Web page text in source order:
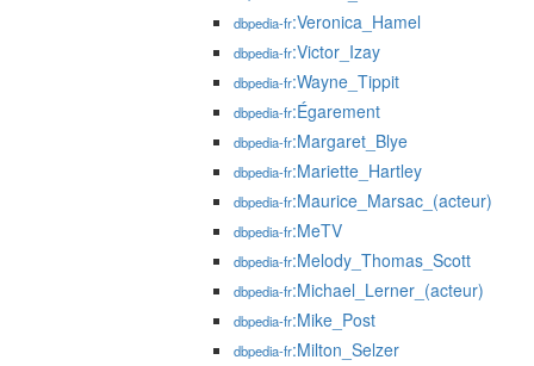
dbpedia-fr:Veronica_Hamel
dbpedia-fr:Victor_Izay
dbpedia-fr:Wayne_Tippit
dbpedia-fr:Égarement
dbpedia-fr:Margaret_Blye
dbpedia-fr:Mariette_Hartley
dbpedia-fr:Maurice_Marsac_(acteur)
dbpedia-fr:MeTV
dbpedia-fr:Melody_Thomas_Scott
dbpedia-fr:Michael_Lerner_(acteur)
dbpedia-fr:Mike_Post
dbpedia-fr:Milton_Selzer